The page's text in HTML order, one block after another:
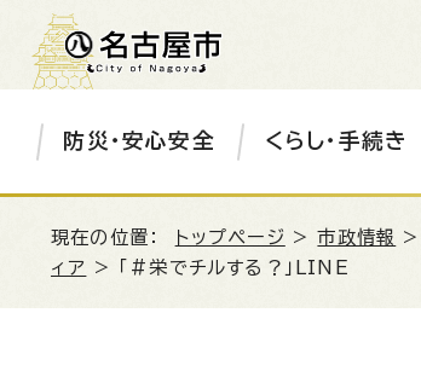
防災・安心安全 くらし・手続き
現在の位置： トップページ >市政情報 >
ィア
> 「#栄でチルする？」LINE